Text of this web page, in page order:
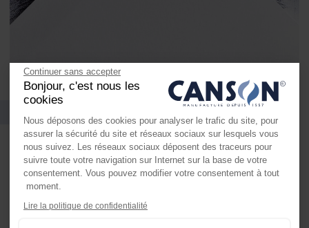
Références et conditionnement
Continuer sans accepter
Bonjour, c'est nous les
cookies
Nous déposons des cookies pour analyser le trafic du site, pour
assurer la sécurité du site et réseaux sociaux sur lesquels vous
nous suivez. Les réseaux sociaux déposent des traceurs pour
suivre toute votre navigation sur Internet sur la base de votre
consentement. Vous pouvez modifier votre consentement à tout
moment.
Lire la politique de confidentialitéAxeptio consent